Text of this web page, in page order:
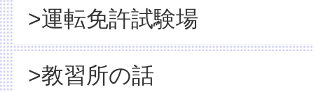
>運転免許試験場
>教習所の話